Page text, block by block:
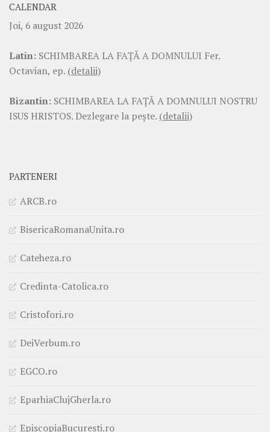
CALENDAR
Joi, 6 august 2026
Latin: SCHIMBAREA LA FAŢĂ A DOMNULUI Fer.
Octavian, ep. (detalii)
Bizantin: SCHIMBAREA LA FAŢĂ A DOMNULUI NOSTRU
ISUS HRISTOS. Dezlegare la pește. (detalii)
PARTENERI
ARCB.ro
BisericaRomanaUnita.ro
Cateheza.ro
Credinta-Catolica.ro
Cristofori.ro
DeiVerbum.ro
EGCO.ro
EparhiaClujGherla.ro
EpiscopiaBucuresti.ro